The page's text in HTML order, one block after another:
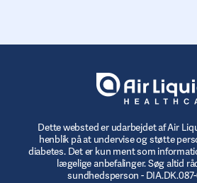
Dette websted er udarbejdet af Air
henblik på at undervise og støtte
diabetes. Det er kun ment som
lægelige anbefalinger. Søg altid
sundhedsperson - DIA.DK.087-